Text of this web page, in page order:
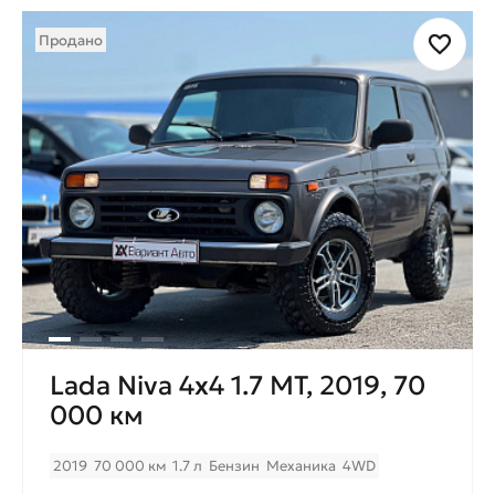
Продано
Lada Niva 4x4 1.7 MT, 2019, 70
000 км
2019 70 000 км 1.7 л Бензин Механика 4WD